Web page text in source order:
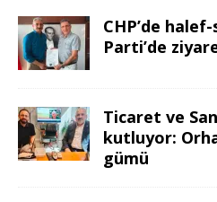
CHP’de
Parti’de
Ticaret ve
kutluyor:
gümü